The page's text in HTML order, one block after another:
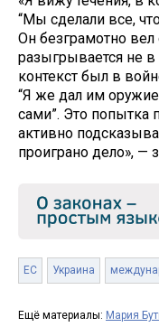
“Мы сделали все,
Он безграмотно вел
разыгрывается не
контекст был в
“Я же дал им
сами”. Это попытка
активно
проиграно дело», —
ЕС Украина
Ещё материалы: Мария